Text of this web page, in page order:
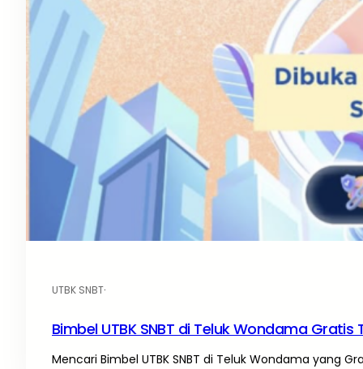
UTBK SNBT·
Bimbel UTBK SNBT di Teluk Wondama Gratis
Mencari Bimbel UTBK SNBT di Teluk Wondama yang